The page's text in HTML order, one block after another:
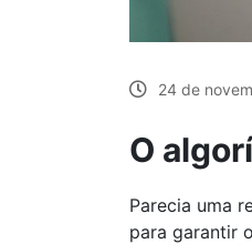
24 de
O
Parecia uma
para garantir